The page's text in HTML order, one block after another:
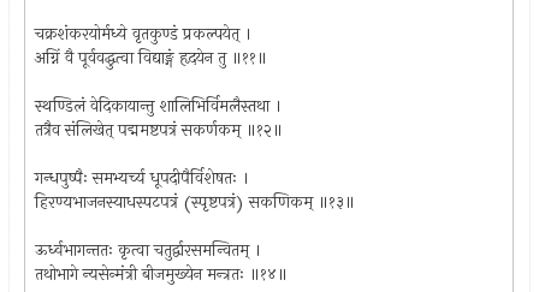
चक्रशंकरयोर्मध्ये वृतकुण्डं प्रकल्पयेत् ।
अग्निं वै पूर्ववद्धुत्वा विद्याङ्गं हृदयेन तु ॥११॥
स्थण्डिलं वेदिकायान्तु शालिभिर्विमलैस्तथा ।
तत्रैव संलिखेत् पद्ममष्टपत्रं सकर्णकम् ॥१२॥
गन्धपुष्पैः समभ्यर्च्य धूपदीपैर्विशेषतः ।
हिरण्यभाजनस्याधस्पटपत्रं (स्पृष्टपत्रं) सकणिकम् ॥१३॥
ऊर्ध्वभागन्ततः कृत्वा चतुर्द्वारसमन्वितम् ।
तथोभागे न्यसेन्मंत्री बीजमुख्येन मन्त्रतः ॥१४॥